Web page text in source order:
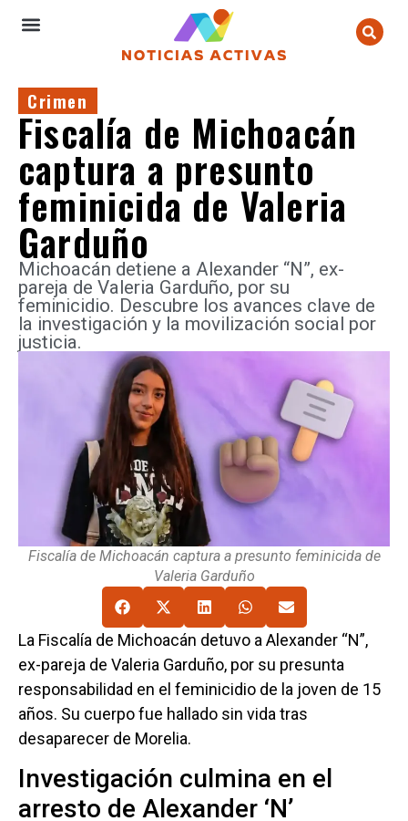
Crimen
Fiscalía de Michoacán
captura a presunto
feminicida de Valeria
Garduño
Michoacán detiene a Alexander “N”, ex-
pareja de Valeria Garduño, por su
feminicidio. Descubre los avances clave de
la investigación y la movilización social por
justicia.
Fiscalía de Michoacán captura a presunto feminicida de
Valeria Garduño
La Fiscalía de Michoacán detuvo a Alexander “N”,
ex-pareja de Valeria Garduño, por su presunta
responsabilidad en el feminicidio de la joven de 15
años. Su cuerpo fue hallado sin vida tras
desaparecer de Morelia.
Investigación culmina en el
arresto de Alexander ‘N’